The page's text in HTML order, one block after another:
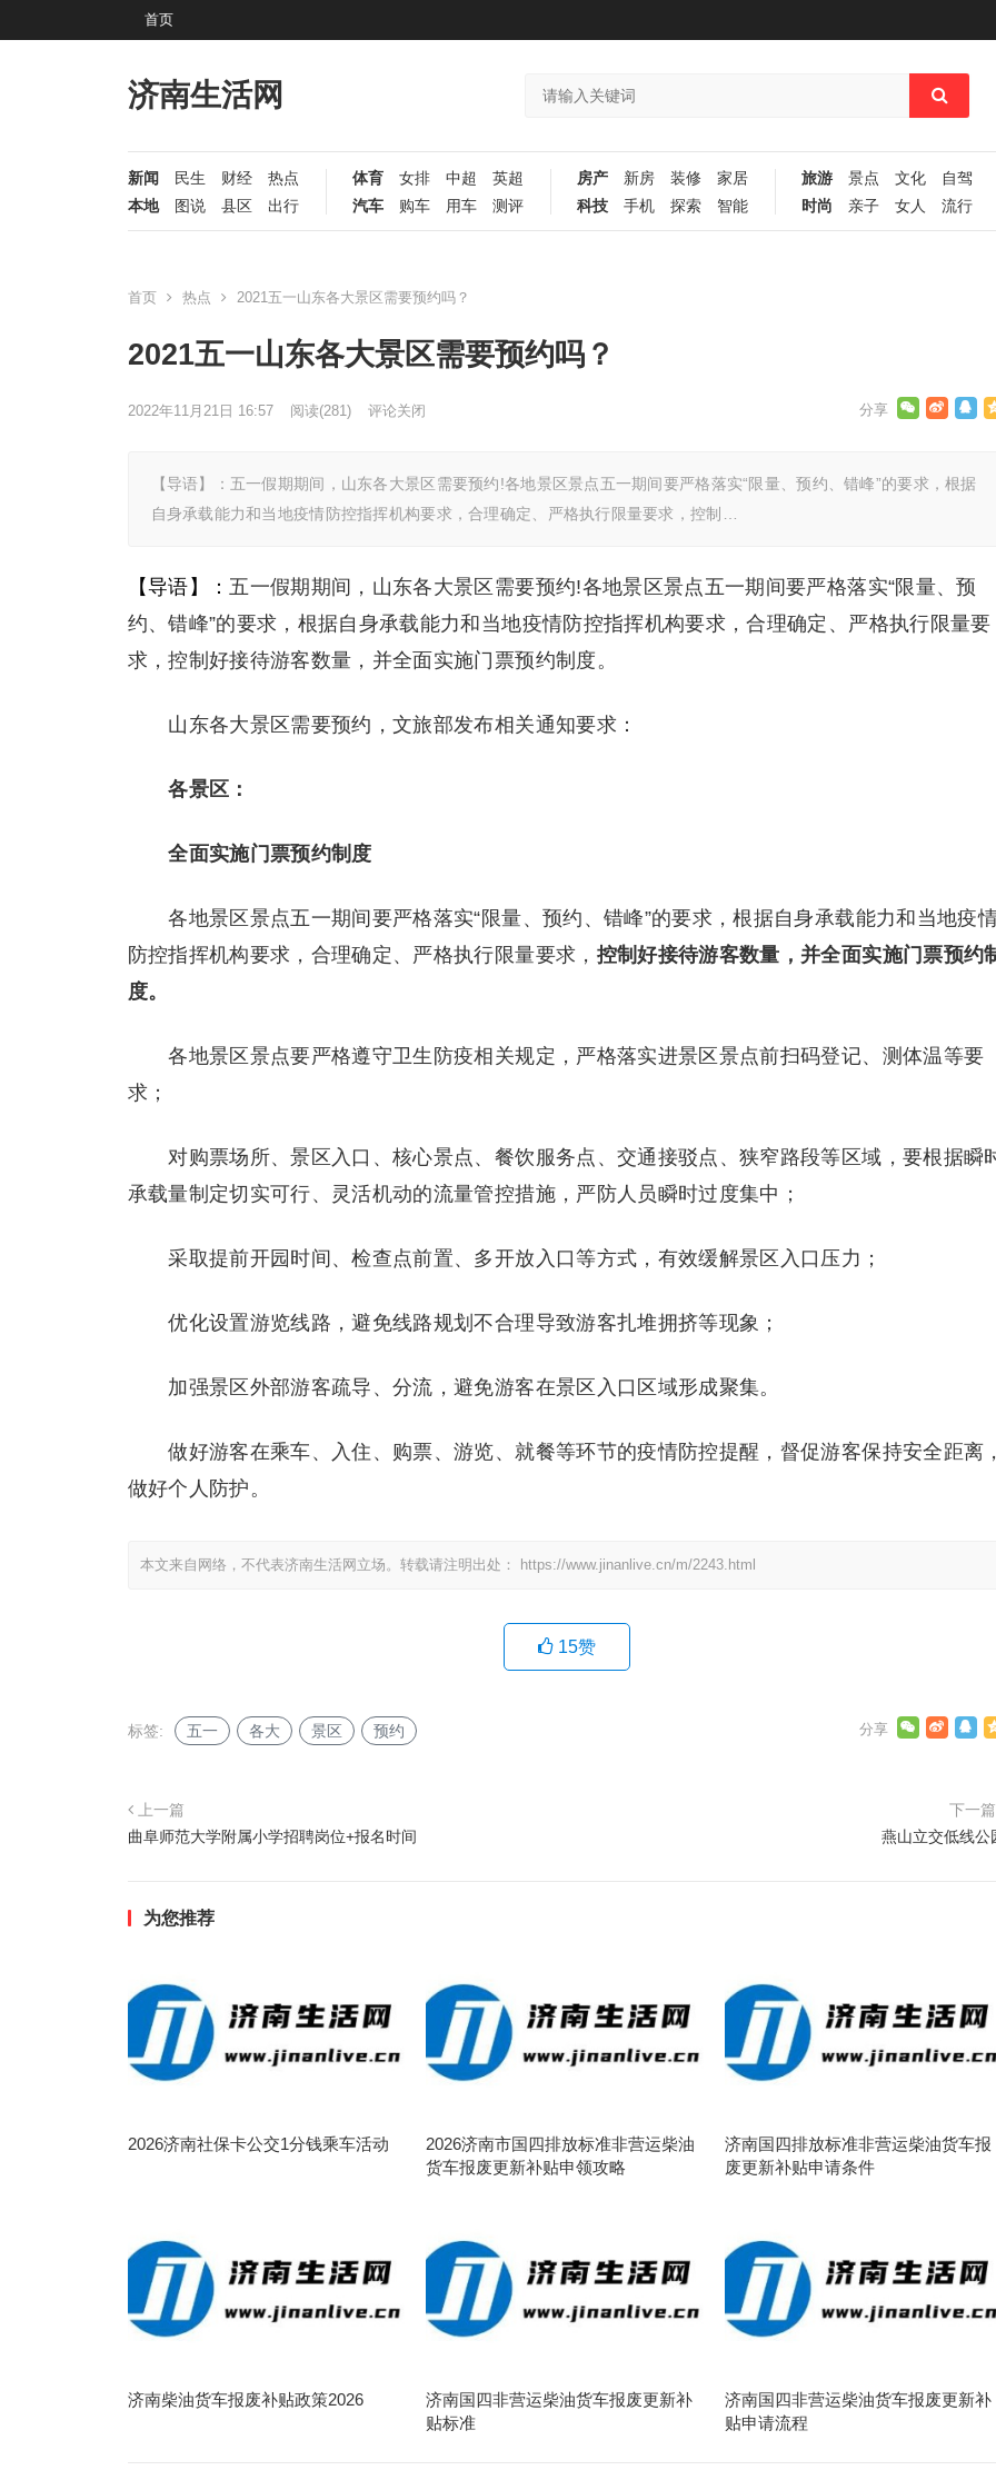
首页
济南生活网
新闻 民生 财经
热点
本地
图说 县区 出行
体育 女排 中超
英超
汽车
购车 用车 测评
房产 新房 装修
家居
科技
手机 探索 智能
旅游 景点 文化
自驾
时尚
亲子 女人 流行
首页 热点 2021五一山东各大景区需要预约吗？
2021五一山东各大景区需要预约吗？
2022年11月21日 16:57 阅读(281) 评论关闭
【导语】：五一假期期间，山东各大景区需要预约!各地景区景点五一期间要严格落实“限量、预约、错峰”的要求，根据
自身承载能力和当地疫情防控指挥机构要求，合理确定、严格执行限量要求，控制…
【导语】：五一假期期间，山东各大景区需要预约!各地景区景点五一期间要严格落实“限量、预
约、错峰”的要求，根据自身承载能力和当地疫情防控指挥机构要求，合理确定、严格执行限量要
求，控制好接待游客数量，并全面实施门票预约制度。
山东各大景区需要预约，文旅部发布相关通知要求：
各景区：
全面实施门票预约制度
各地景区景点五一期间要严格落实“限量、预约、错峰”的要求，根据自身承载能力和当地疫
防控指挥机构要求，合理确定、严格执行限量要求， 控制好接待游客数量，并全面实施门票预约
度。
各地景区景点要严格遵守卫生防疫相关规定，严格落实进景区景点前扫码登记、测体温等要
求；
对购票场所、景区入口、核心景点、餐饮服务点、交通接驳点、狭窄路段等区域，要根据瞬
承载量制定切实可行、灵活机动的流量管控措施，严防人员瞬时过度集中；
采取提前开园时间、检查点前置、多开放入口等方式，有效缓解景区入口压力；
优化设置游览线路，避免线路规划不合理导致游客扎堆拥挤等现象；
加强景区外部游客疏导、分流，避免游客在景区入口区域形成聚集。
做好游客在乘车、入住、购票、游览、就餐等环节的疫情防控提醒，督促游客保持安全距离
做好个人防护。
本文来自网络，不代表济南生活网立场。转载请注明出处： https://www.jinanlive.cn/m/2243.html
15赞
标签: 五一 各大 景区 预约
上一篇
曲阜师范大学附属小学招聘岗位+报名时间
下一
燕山立交低线公
为您推荐
2026济南社保卡公交1分钱乘车活动
2026济南市国四排放标准非营运柴油
货车报废更新补贴申领攻略
济南国四排放标准非营运柴油货车报
废更新补贴申请条件
济南柴油货车报废补贴政策2026
济南国四非营运柴油货车报废更新补
贴标准
济南国四非营运柴油货车报废更新补
贴申请流程